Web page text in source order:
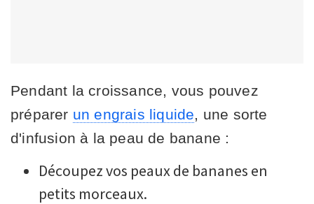
Pendant la croissance, vous pouvez
préparer un engrais liquide , une sorte
d'infusion à la peau de banane :
Découpez vos peaux de bananes en
petits morceaux.